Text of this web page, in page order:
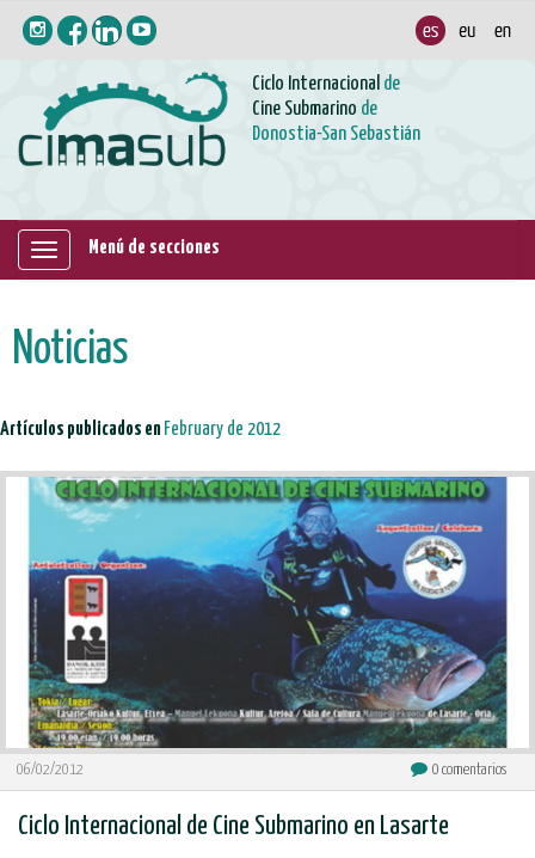
Ciclo Internacional de
Cine Submarino de
Donostia-San Sebastián
Mostrar/ocultar
Menú de secciones
Noticias
Artículos publicados en February de 2012
06/02/2012 0 comentarios
Ciclo Internacional de Cine Submarino en Lasarte